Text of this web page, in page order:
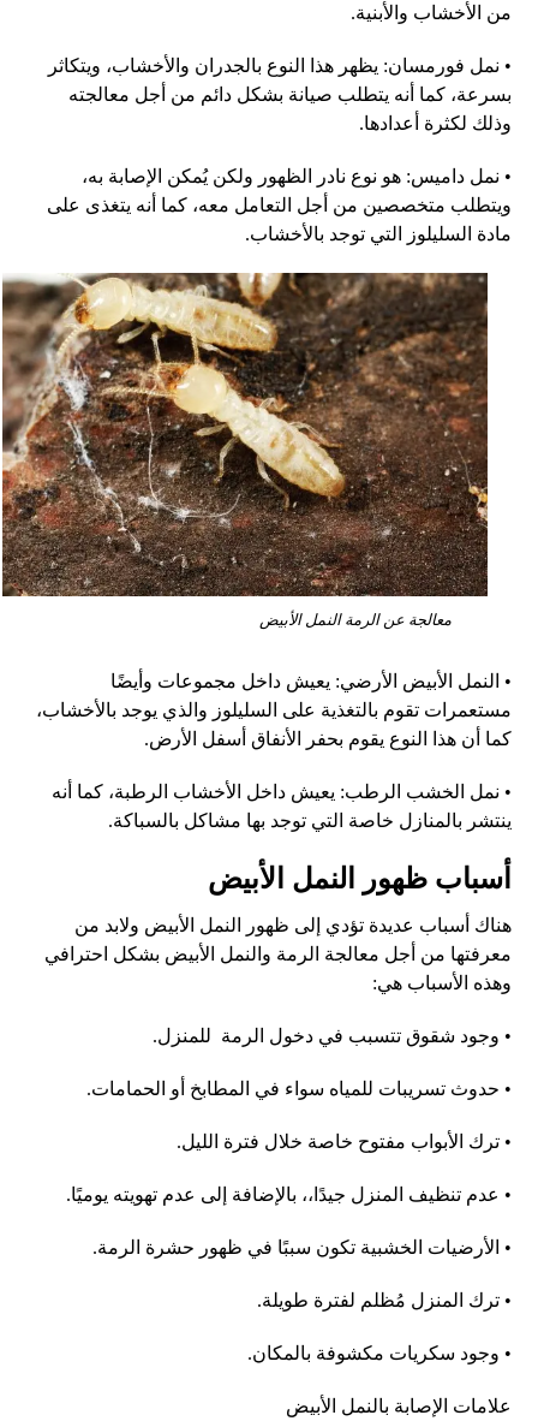
من الأخشاب والأبنية.
• نمل فورمسان: يظهر هذا النوع بالجدران والأخشاب، ويتكاثر
بسرعة، كما أنه يتطلب صيانة بشكل دائم من أجل معالجته
وذلك لكثرة أعدادها.
• نمل داميس:هو نوع نادر الظهور ولكن يُمكن الإصابة به،
ويتطلب متخصصين من أجل التعامل معه، كما أنه يتغذى على
مادة السليلوز التي توجد بالأخشاب.
معالجة عن الرمة النمل الأبيض
• النمل الأبيض الأرضي: يعيش داخل مجموعات وأيضًا
مستعمرات تقوم بالتغذية على السليلوز والذي يوجد بالأخشاب،
كما أن هذا النوع يقوم بحفر الأنفاق أسفل الأرض.
• نمل الخشب الرطب: يعيش داخل الأخشاب الرطبة، كما أنه
ينتشر بالمنازل خاصة التي توجد بها مشاكل بالسباكة.
أسباب ظهور النمل الأبيض
هناك أسباب عديدة تؤدي إلى ظهور النمل الأبيض ولابد من
معرفتها من أجل معالجة الرمة والنمل الأبيض بشكل احترافي
وهذه الأسباب هي:
• وجود شقوق تتسبب في دخول الرمة للمنزل.
• حدوث تسريبات للمياه سواء في المطابخ أو الحمامات.
•ترك الأبواب مفتوح خاصة خلال فترة الليل.
• عدم تنظيف المنزل جيدًا،، بالإضافة إلى عدم تهويته يوميًا.
• الأرضيات الخشبية تكون سببًا في ظهور حشرة الرمة.
•ترك المنزل مُظلم لفترة طويلة.
• وجود سكريات مكشوفة بالمكان.
علامات الإصابة بالنمل الأبيض